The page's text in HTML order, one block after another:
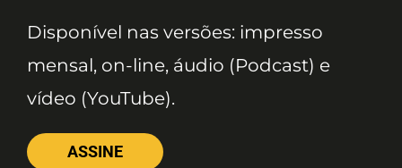
Disponível nas versões: impresso
mensal, on-line, áudio (Podcast) e
vídeo (YouTube).
ASSINE